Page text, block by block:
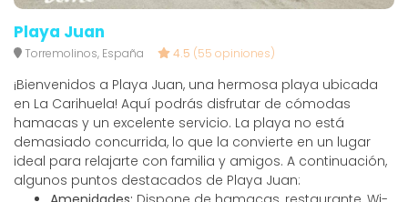
Playa Juan
Torremolinos, España 4.5 (55 opiniones)
¡Bienvenidos a Playa Juan, una hermosa playa ubicada
en La Carihuela! Aquí podrás disfrutar de cómodas
hamacas y un excelente servicio. La playa no está
demasiado concurrida, lo que la convierte en un lugar
ideal para relajarte con familia y amigos. A continuación,
algunos puntos destacados de Playa Juan: